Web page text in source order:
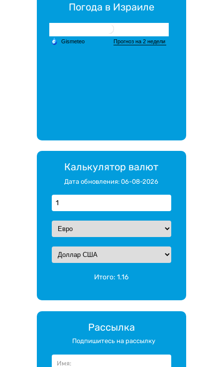
Погода в Израиле
Калькулятор валют
Дата обновления: 06-08-2026
Итого:1.16
Рассылка
Подпишитесь на рассылку